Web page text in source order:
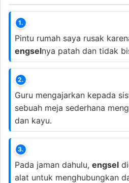
1.
Pintu rumah saya rusak
engselnya patah dan tidak
2.
Guru mengajarkan kepada
sebuah meja sederhana
dan kayu.
3.
Pada jaman dahulu, engsel
alat untuk menghubungkan